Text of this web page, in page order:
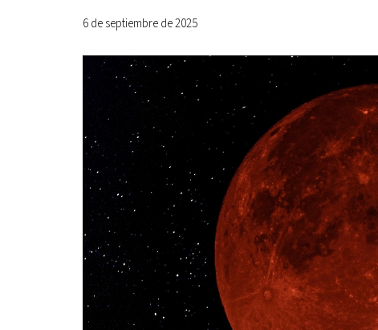
6 de septiembre de 2025